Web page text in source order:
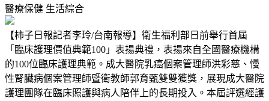
醫療保健 生活綜合
【柿子日報記者李玲/台南報導】衛生福利部日前舉行首屆
「臨床護理價值典範100」表揚典禮，表揚來自全國醫療機構
的100位臨床護理典範。成大醫院乳癌個案管理師洪彩慈、慢
性腎臟病個案管理師暨衛教師郭育甄雙雙獲獎，展現成大醫院
護理團隊在臨床照護與病人陪伴上的長期投入。本屆評選經護